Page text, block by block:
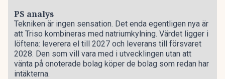
PS analys
Tekniken är ingen sensation. Det enda egentligen nya är
att Triso kombineras med natriumkylning. Värdet ligger i
löftena: leverera el till 2027 och leverans till försvaret
2028. Den som vill vara med i utvecklingen utan att
vänta på onoterade bolag köper de bolag som redan har
intäkterna.